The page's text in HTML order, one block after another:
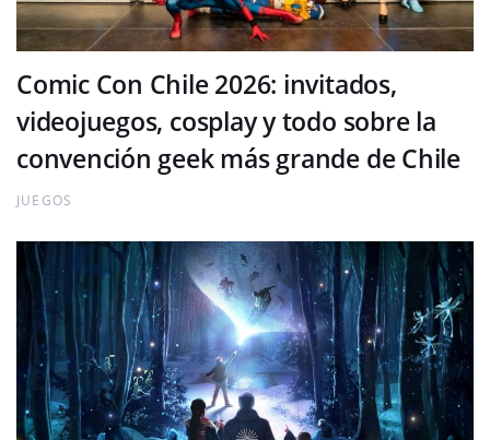
Comic Con Chile 2026: invitados,
videojuegos, cosplay y todo sobre la
convención geek más grande de Chile
JUEGOS